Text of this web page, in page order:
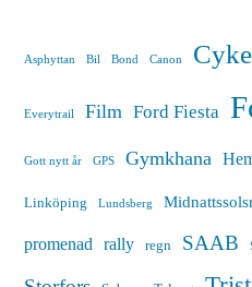
Asphyttan Bil Bond Canon
Everytrail Film Ford Fiesta
Gott nytt år GPS Gymkhana
Linköping Lundsberg
promenad rally regn SAAB